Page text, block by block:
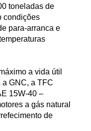
toneladas de
condições
para-arranca e
a vida útil
GNC, a TFC
15W-40 –
a gás natural
de